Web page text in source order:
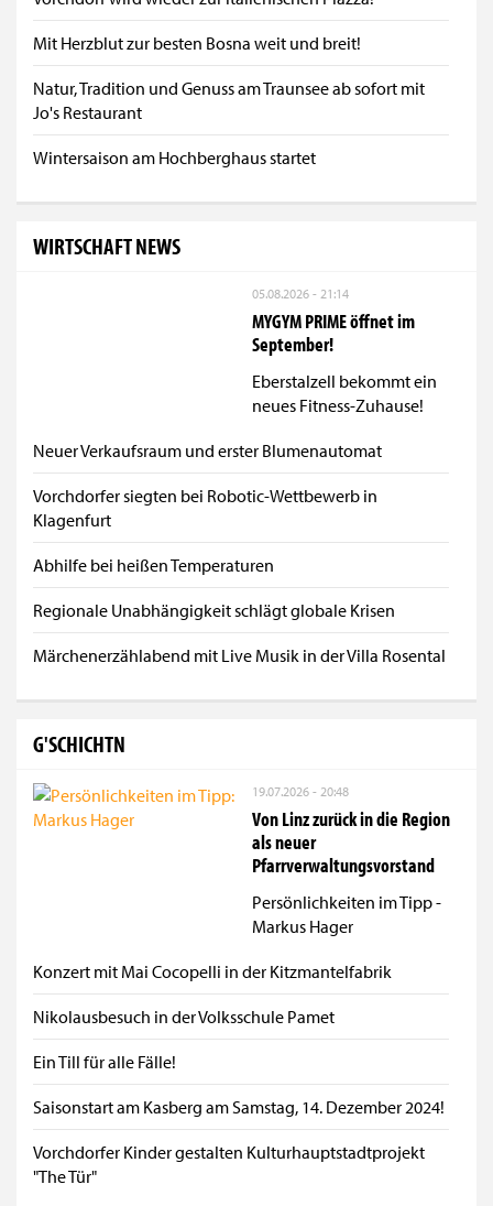
Mit Herzblut zur besten Bosna weit und breit!
Natur, Tradition und Genuss am Traunsee ab sofort mit
Jo's Restaurant
Wintersaison am Hochberghaus startet
WIRTSCHAFT NEWS
05.08.2026 - 21:14
MYGYM PRIME öffnet im
September!
Eberstalzell bekommt ein
neues Fitness-Zuhause!
Neuer Verkaufsraum und erster Blumenautomat
Vorchdorfer siegten bei Robotic-Wettbewerb in
Klagenfurt
Abhilfe bei heißen Temperaturen
Regionale Unabhängigkeit schlägt globale Krisen
Märchenerzählabend mit Live Musik in der Villa Rosental
G'SCHICHTN
19.07.2026 - 20:48
Von Linz zurück in die Region
als neuer
Pfarrverwaltungsvorstand
Persönlichkeiten im Tipp -
Markus Hager
Konzert mit Mai Cocopelli in der Kitzmantelfabrik
Nikolausbesuch in der Volksschule Pamet
Ein Till für alle Fälle!
Saisonstart am Kasberg am Samstag, 14. Dezember 2024!
Vorchdorfer Kinder gestalten Kulturhauptstadtprojekt
"The Tür"